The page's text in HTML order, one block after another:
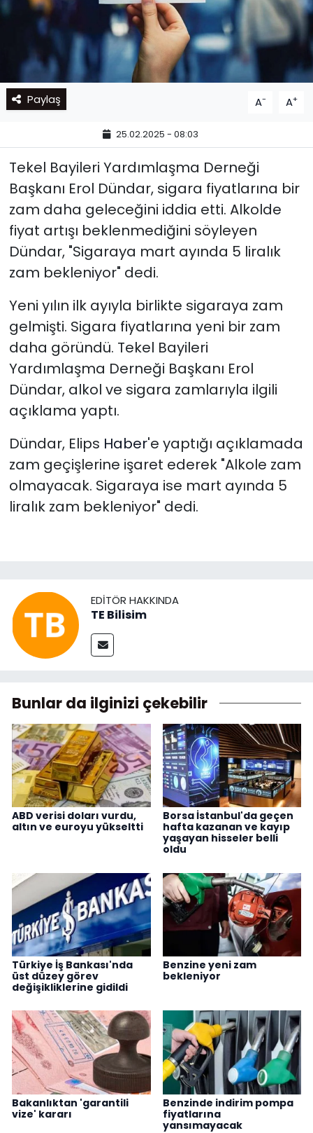
Paylaş A- A+
25.02.2025 - 08:03
Tekel Bayileri Yardımlaşma Derneği
Başkanı Erol Dündar, sigara fiyatlarına bir
zam daha geleceğini iddia etti. Alkolde
fiyat artışı beklenmediğini söyleyen
Dündar, "Sigaraya mart ayında 5 liralık
zam bekleniyor" dedi.
Yeni yılın ilk ayıyla birlikte sigaraya zam
gelmişti. Sigara fiyatlarına yeni bir zam
daha göründü. Tekel Bayileri
Yardımlaşma Derneği Başkanı Erol
Dündar, alkol ve sigara zamlarıyla ilgili
açıklama yaptı.
Dündar, Elips Haber'e yaptığı açıklamada
zam geçişlerine işaret ederek "Alkole zam
olmayacak. Sigaraya ise mart ayında 5
liralık zam bekleniyor" dedi.
EDITÖR HAKKINDA
TE Bilisim
Bunlar da ilginizi çekebilir
ABD verisi doları vurdu,
altın ve euroyu yükseltti
Borsa İstanbul'da geçen
hafta kazanan ve kayıp
yaşayan hisseler belli
oldu
Türkiye İş Bankası'nda
üst düzey görev
değişikliklerine gidildi
Benzine yeni zam
bekleniyor
Bakanlıktan 'garantili
vize' kararı
Benzinde indirim pompa
fiyatlarına
yansımayacak